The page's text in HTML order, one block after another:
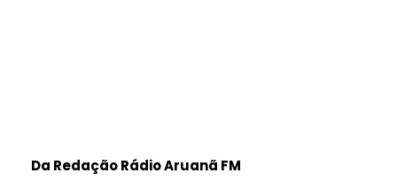
Da Redação Rádio Aruanã FM